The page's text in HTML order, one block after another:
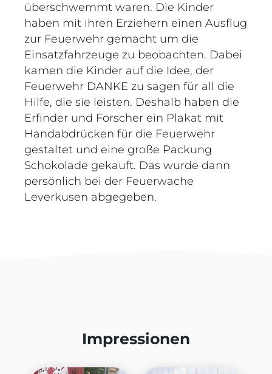
überschwemmt waren. Die Kinder
haben mit ihren Erziehern einen Ausflug
zur Feuerwehr gemacht um die
Einsatzfahrzeuge zu beobachten. Dabei
kamen die Kinder auf die Idee, der
Feuerwehr DANKE zu sagen für all die
Hilfe, die sie leisten. Deshalb haben die
Erfinder und Forscher ein Plakat mit
Handabdrücken für die Feuerwehr
gestaltet und eine große Packung
Schokolade gekauft. Das wurde dann
persönlich bei der Feuerwache
Leverkusen abgegeben.
Impressionen